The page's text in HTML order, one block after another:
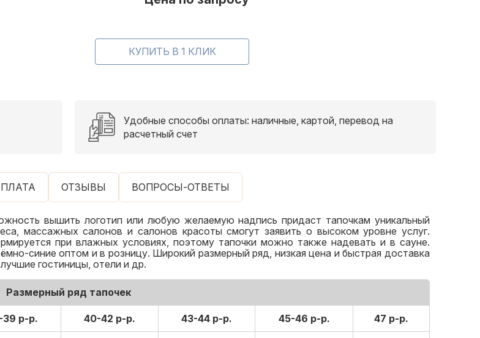
Удобные способы оплаты: наличные, картой, перевод на
расчетный счет
ОТЗЫВЫ ВОПРОСЫ-ОТВЕТЫ
вышить логотип или любую желаемую надпись придаст тапочкам уникальный
массажных салонов и салонов красоты смогут заявить о высоком уровне услуг.
при влажных условиях, поэтому тапочки можно также надевать и в сауне.
синие оптом и в розницу. Широкий размерный ряд, низкая цена и быстрая доставка
гостиницы, отели и др.
Размерный ряд тапочек
39 р-р. 40-42 р-р. 43-44 р-р. 45-46 р-р. 47 р-р.